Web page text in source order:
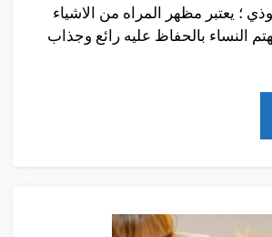
؛ يعتبر مظهر المراه من الاشياء
النساء بالحفاظ عليه رائع وجذاب